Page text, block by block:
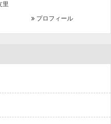
里
プロフィール